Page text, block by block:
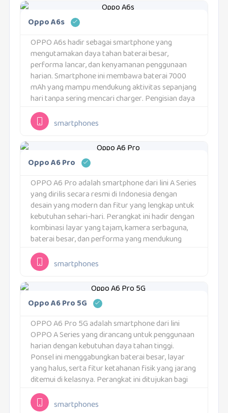
Oppo A6s
OPPO A6s hadir sebagai smartphone yang
mengutamakan daya tahan baterai besar,
performa lancar, dan kenyamanan penggunaan
harian. Smartphone ini membawa baterai 7000
mAh yang mampu mendukung aktivitas sepanjang
hari tanpa sering mencari charger. Pengisian daya
80W juga membuat proses isi ulang menjadi jauh
lebih cepat. Kombinasi tersebut membuat OPPO
A6s...
smartphones
Oppo A6 Pro
OPPO A6 Pro adalah smartphone dari lini A Series
yang dirilis secara resmi di Indonesia dengan
desain yang modern dan fitur yang lengkap untuk
kebutuhan sehari-hari. Perangkat ini hadir dengan
kombinasi layar yang tajam, kamera serbaguna,
baterai besar, dan performa yang mendukung
aktivitas harian.Pilihan Varian dan MemoriOPPO
A6 Pro tersedia...
smartphones
Oppo A6 Pro 5G
OPPO A6 Pro 5G adalah smartphone dari lini
OPPO A Series yang dirancang untuk penggunaan
harian dengan kebutuhan daya tahan tinggi.
Ponsel ini menggabungkan baterai besar, layar
yang halus, serta fitur ketahanan fisik yang jarang
ditemui di kelasnya. Perangkat ini ditujukan bagi
pengguna yang menginginkan ponsel andal untuk
aktivitas sehari-hari.Varian...
smartphones